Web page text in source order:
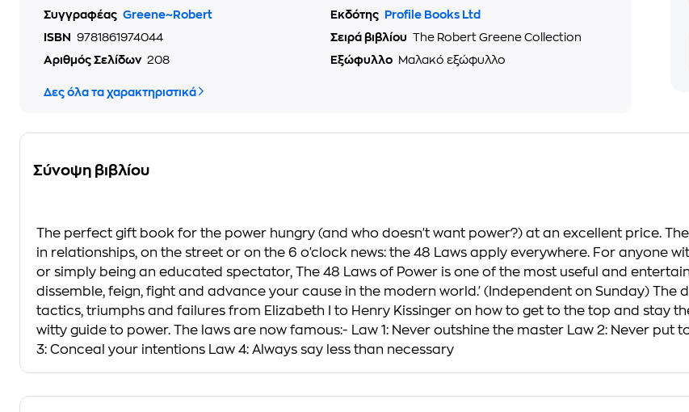
Συγγραφέας Greene~Robert Εκδότης
Profile Books Ltd
ISBN
9781861974044 Σειρά βιβλίου The Robert Greene Collection
Αριθμός Σελίδων 208 Εξώφυλλο Μαλακό εξώφυλλο
Δες όλα τα χαρακτηριστικά
Σύνοψη βιβλίου
The perfect gift book for the power hungry (and who doesn't want power?) at an excellent price.
in relationships, on the street or on the 6 o'clock news: the 48 Laws apply everywhere. For anyone
or simply being an educated spectator, The 48 Laws of Power is one of the most useful and
dissemble, feign, fight and advance your cause in the modern world.' (Independent on Sunday)
tactics, triumphs and failures from Elizabeth I to Henry Kissinger on how to get to the top and stay
witty guide to power. The laws are now famous:- Law 1: Never outshine the master Law 2: Never put
3: Conceal your intentions Law 4: Always say less than necessary